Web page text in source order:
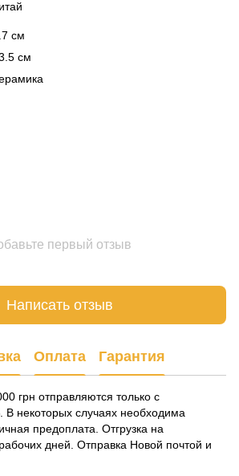
см
см
первый отзыв
Написать отзыв
Оплата Гарантия
грн отправляются только с
В некоторых случаях необходима
предоплата. Отгрузка на
дней. Отправка Новой почтой и